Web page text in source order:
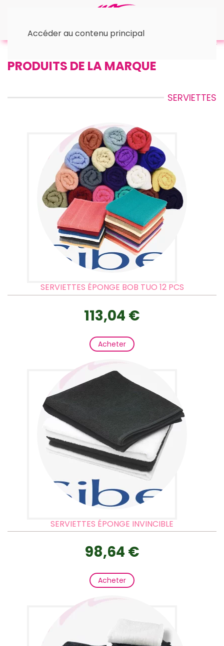
Accéder au contenu principal
PRODUITS DE LA MARQUE
SERVIETTES
SERVIETTES ÉPONGE BOB TUO 12 PCS
113,04 €
Acheter
SERVIETTES ÉPONGE INVINCIBLE
98,64 €
Acheter